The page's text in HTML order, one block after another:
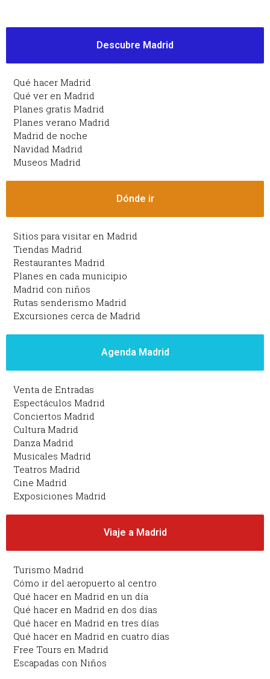
Descubre Madrid
Qué hacer Madrid
Qué ver en Madrid
Planes gratis Madrid
Planes verano Madrid
Madrid de noche
Navidad Madrid
Museos Madrid
Dónde ir
Sitios para visitar en Madrid
Tiendas Madrid
Restaurantes Madrid
Planes en cada municipio
Madrid con niños
Rutas senderismo Madrid
Excursiones cerca de Madrid
Agenda Madrid
Venta de Entradas
Espectáculos Madrid
Conciertos Madrid
Cultura Madrid
Danza Madrid
Musicales Madrid
Teatros Madrid
Cine Madrid
Exposiciones Madrid
Viaje a Madrid
Turismo Madrid
Cómo ir del aeropuerto al centro
Qué hacer en Madrid en un día
Qué hacer en Madrid en dos días
Qué hacer en Madrid en tres días
Qué hacer en Madrid en cuatro días
Free Tours en Madrid
Escapadas con Niños